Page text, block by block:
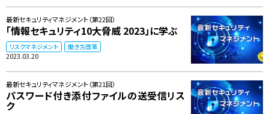
最新セキュリティマネジメント（第22回）
「情報セキュリティ10大脅威 2023」に学ぶ
リスクマネジメント 働き方改革
2023.03.20
最新セキュリティマネジメント（第21回）
パスワード付き添付ファイルの送受信リス
ク